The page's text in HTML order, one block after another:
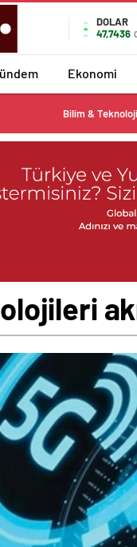
DOLAR
47,7436
Ekonomi
Bilim & Teknoloji